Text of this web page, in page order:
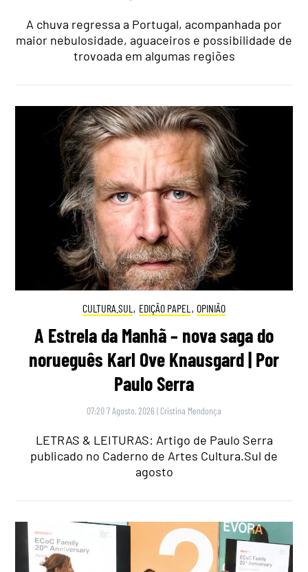
A chuva regressa a Portugal, acompanhada por
maior nebulosidade, aguaceiros e possibilidade de
trovoada em algumas regiões
CULTURA.SUL , EDIÇÃO PAPEL , OPINIÃO
A Estrela da Manhã – nova saga do
norueguês Karl Ove Knausgard | Por
Paulo Serra
07:20 7 Agosto, 2026 | Cristina Mendonça
LETRAS & LEITURAS: Artigo de Paulo Serra
publicado no Caderno de Artes Cultura.Sul de
agosto